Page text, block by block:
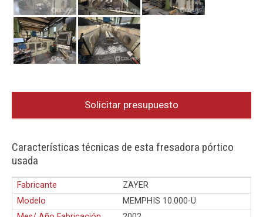
Solicitar presupuesto
Características técnicas de esta fresadora pórtico
usada
Fabricante
ZAYER
Modelo
MEMPHIS 10.000-U